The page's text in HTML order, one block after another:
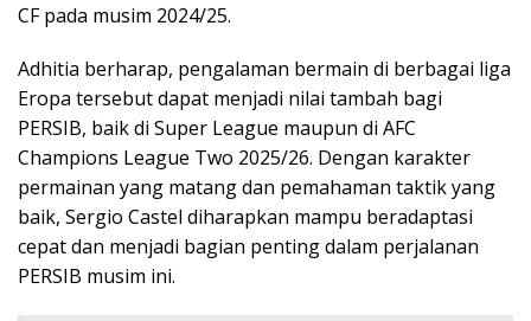
CF pada musim 2024/25.
Adhitia berharap, pengalaman bermain di berbagai liga
Eropa tersebut dapat menjadi nilai tambah bagi
PERSIB, baik di Super League maupun di AFC
Champions League Two 2025/26. Dengan karakter
permainan yang matang dan pemahaman taktik yang
baik, Sergio Castel diharapkan mampu beradaptasi
cepat dan menjadi bagian penting dalam perjalanan
PERSIB musim ini.